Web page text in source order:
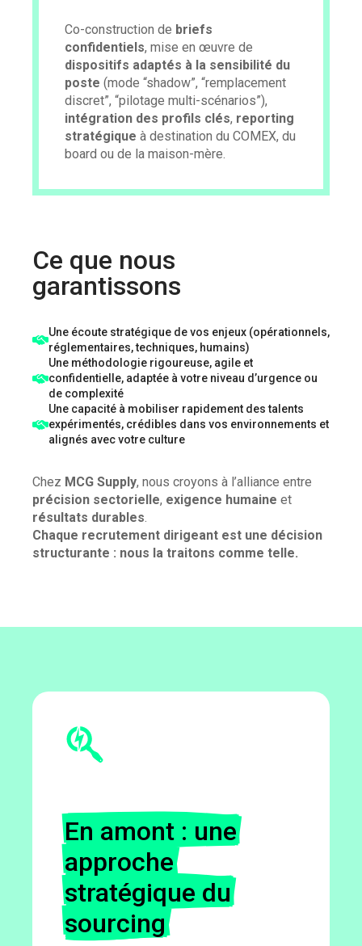
Co-construction de briefs
confidentiels, mise en œuvre de
dispositifs adaptés à la sensibilité du
poste (mode “shadow”, “remplacement
discret”, “pilotage multi-scénarios”),
intégration des profils clés, reporting
stratégique à destination du COMEX, du
board ou de la maison-mère.
Ce que nous
garantissons
Une écoute stratégique de vos enjeux (opérationnels,
réglementaires, techniques, humains)
Une méthodologie rigoureuse, agile et
confidentielle, adaptée à votre niveau d’urgence ou
de complexité
Une capacité à mobiliser rapidement des talents
expérimentés, crédibles dans vos environnements et
alignés avec votre culture
Chez MCG Supply, nous croyons à l’alliance entre
précision sectorielle, exigence humaine et
résultats durables.
Chaque recrutement dirigeant est une décision
structurante : nous la traitons comme telle.
En amont : une
approche
stratégique du
sourcing